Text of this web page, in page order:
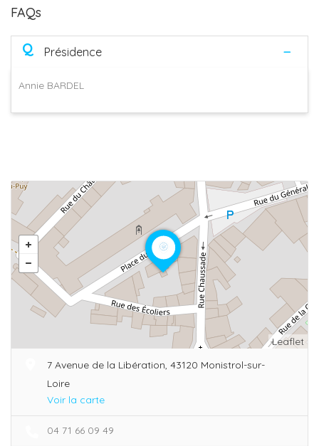
FAQs
Q Présidence
Annie BARDEL
Leaflet
7 Avenue de la Libération, 43120 Monistrol-sur-
Loire
Voir la carte
04 71 66 09 49